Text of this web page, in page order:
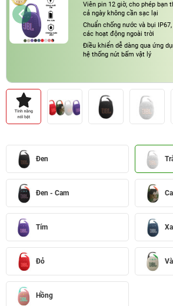
Viên pin 12 giờ, cho phép bạn
cả ngày không cần sạc lại
Chuẩn chống nước và bụi
các hoạt động ngoài trời
Điều khiển dễ dàng qua ứng
hệ thống nút bấm vật lý
Đen
Đen - Cam
Tím
Đỏ
Hồng